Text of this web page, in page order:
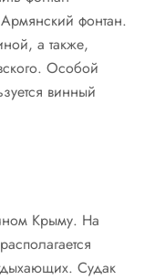
фонтан.
а также,
Особой
винный
Крыму. На
Судак